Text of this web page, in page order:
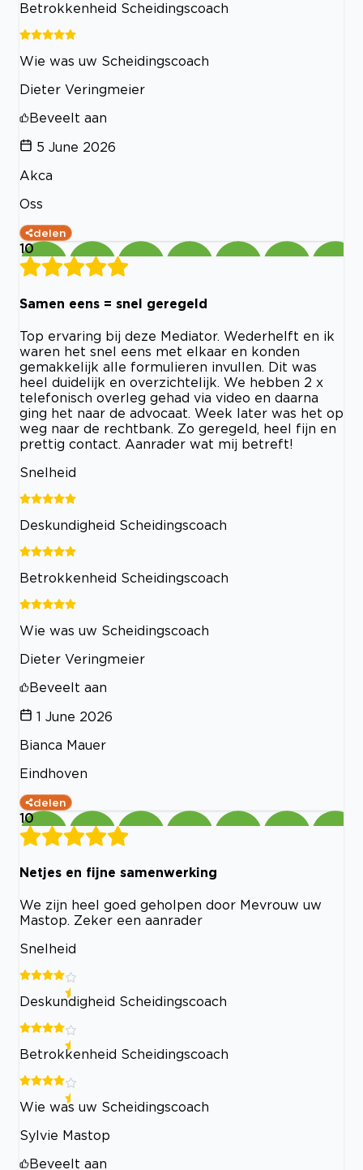
Betrokkenheid Scheidingscoach
Wie was uw Scheidingscoach
Dieter Veringmeier
Beveelt aan
5 June 2026
Akca
Oss
delen
10
Samen eens = snel geregeld
Top ervaring bij deze Mediator. Wederhelft en ik
waren het snel eens met elkaar en konden
gemakkelijk alle formulieren invullen. Dit was
heel duidelijk en overzichtelijk. We hebben 2 x
telefonisch overleg gehad via video en daarna
ging het naar de advocaat. Week later was het op
weg naar de rechtbank. Zo geregeld, heel fijn en
prettig contact. Aanrader wat mij betreft!
Snelheid
Deskundigheid Scheidingscoach
Betrokkenheid Scheidingscoach
Wie was uw Scheidingscoach
Dieter Veringmeier
Beveelt aan
1 June 2026
Bianca Mauer
Eindhoven
delen
10
Netjes en fijne samenwerking
We zijn heel goed geholpen door Mevrouw uw
Mastop. Zeker een aanrader
Snelheid
Deskundigheid Scheidingscoach
Betrokkenheid Scheidingscoach
Wie was uw Scheidingscoach
Sylvie Mastop
Beveelt aan